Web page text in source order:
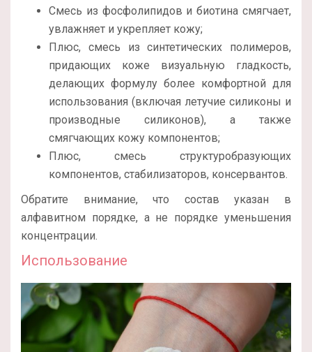
Смесь из фосфолипидов и биотина смягчает,
увлажняет и укрепляет кожу;
Плюс, смесь из синтетических полимеров,
придающих коже визуальную гладкость,
делающих формулу более комфортной для
использования (включая летучие силиконы и
производные силиконов), а также
смягчающих кожу компонентов;
Плюс, смесь структуробразующих
компонентов, стабилизаторов, консервантов.
Обратите внимание, что состав указан в
алфавитном порядке, а не порядке уменьшения
концентрации.
Использование